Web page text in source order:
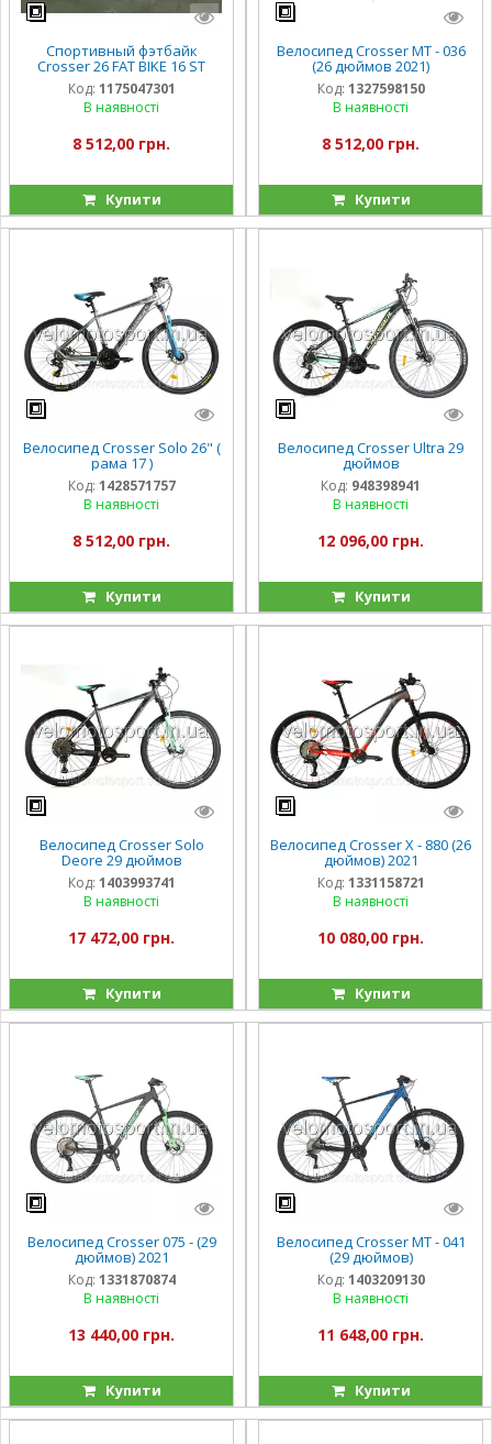
Спортивный фэтбайк
Crosser 26 FAT BIKE 16 ST
Код: 1175047301
В наявності
8 512,00 грн.
Купити
Велосипед Crosser МТ - 036
(26 дюймов 2021)
Код: 1327598150
В наявності
8 512,00 грн.
Купити
Велосипед Crosser Solo 26" (
рама 17 )
Код: 1428571757
В наявності
8 512,00 грн.
Купити
Велосипед Crosser Ultra 29
дюймов
Код: 948398941
В наявності
12 096,00 грн.
Купити
Велосипед Crosser Solo
Deore 29 дюймов
Код: 1403993741
В наявності
17 472,00 грн.
Купити
Велосипед Crosser Х - 880 (26
дюймов) 2021
Код: 1331158721
В наявності
10 080,00 грн.
Купити
Велосипед Crosser 075 - (29
дюймов) 2021
Код: 1331870874
В наявності
13 440,00 грн.
Купити
Велосипед Crosser МТ - 041
(29 дюймов)
Код: 1403209130
В наявності
11 648,00 грн.
Купити